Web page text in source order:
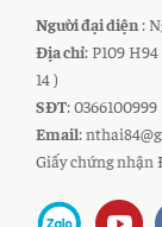
Người đại diện :
Địa chỉ: P109
14 )
SĐT: 0366100999
Email:
Giấy chứng nhận